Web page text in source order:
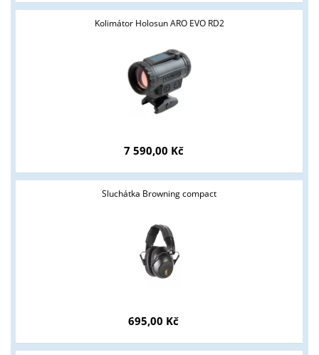
Kolimátor Holosun ARO EVO RD2
7 590,00 Kč
Sluchátka Browning compact
695,00 Kč